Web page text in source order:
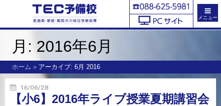
メニュー
月: 2016年6月
ホーム » アーカイブ: 6月 2016
16/06/28
【小6】2016年ライブ授業夏期講習会